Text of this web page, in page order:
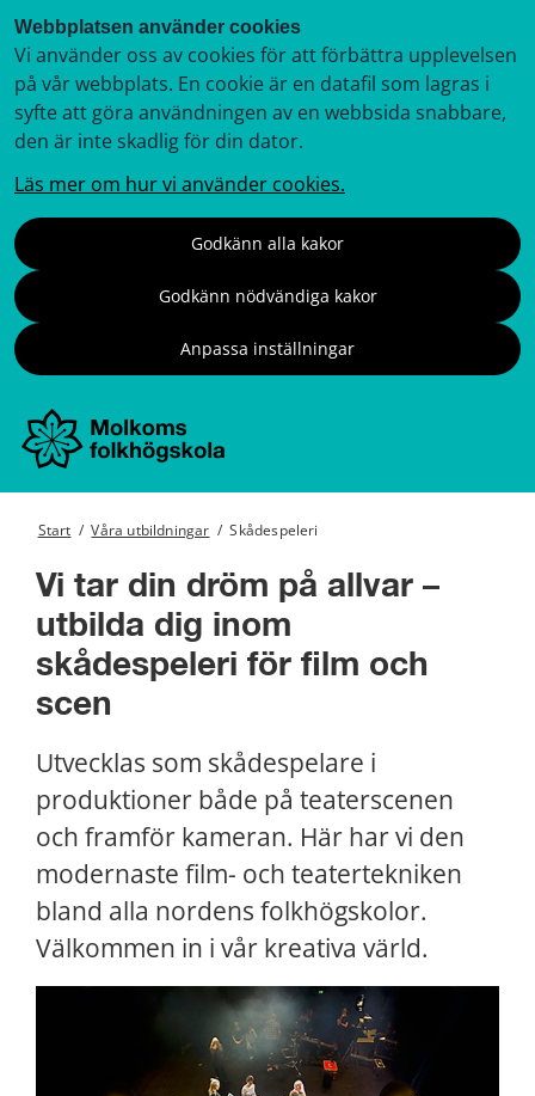
Webbplatsen använder cookies
Vi använder oss av cookies för att förbättra upplevelsen
på vår webbplats. En cookie är en datafil som lagras i
syfte att göra användningen av en webbsida snabbare,
den är inte skadlig för din dator.
Läs mer om hur vi använder cookies.
Godkänn alla kakor
Godkänn nödvändiga kakor
Anpassa inställningar
Start / Våra utbildningar / Skådespeleri
Vi tar din dröm på allvar –
utbilda dig inom
skådespeleri för film och
scen
Utvecklas som skådespelare i
produktioner både på teaterscenen
och framför kameran. Här har vi den
modernaste film- och teatertekniken
bland alla nordens folkhögskolor.
Välkommen in i vår kreativa värld.